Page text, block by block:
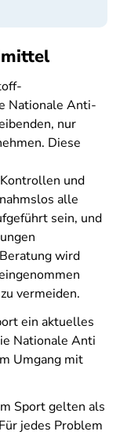
Nationale Anti-
nur
Diese
und
alle
sein, und
wird
vermeiden.
ein aktuelles
Nationale Anti
Umgang mit
Sport gelten als
jedes Problem